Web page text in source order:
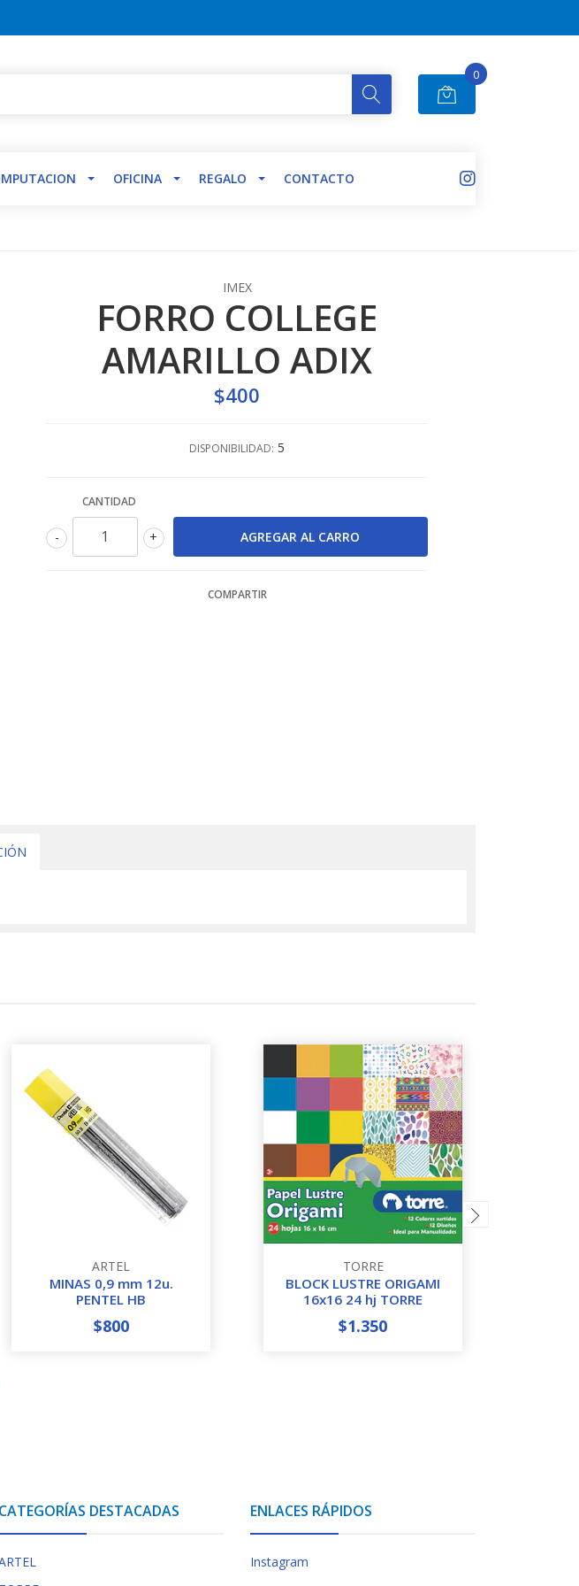
0
OFICINA REGALO CONTACTO
IMEX
FORRO COLLEGE
AMARILLO ADIX
$400
DISPONIBILIDAD: 5
CANTIDAD
+
-
COMPARTIR
ARTEL
MINAS 0,9 mm 12u.
PENTEL HB
+
$800
TORRE
BLOCK LUSTRE ORIGAMI
16x16 24 hj TORRE
+
$1.350
CATEGORÍAS DESTACADAS ENLACES RÁPIDOS
Instagram